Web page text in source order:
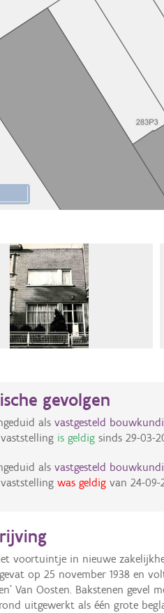
gevolgen
als vastgesteld
vaststelling is geldigsinds 29-03-
als vastgesteld
vaststelling was geldigvan 24-09-
voortuintje in nieuwe
op 25 november 1938 en
Van Oosten. Bakstenen gevel
uitgewerkt als één grote